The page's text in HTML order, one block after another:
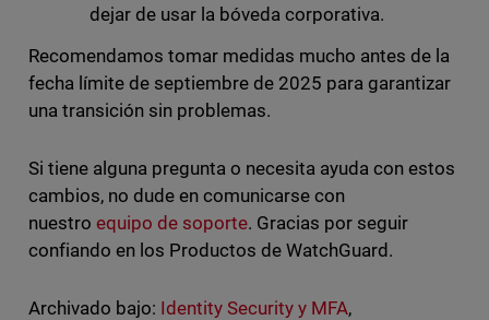
dejar de usar la bóveda corporativa.
Recomendamos tomar medidas mucho antes de la
fecha límite de septiembre de 2025 para garantizar
una transición sin problemas.
Si tiene alguna pregunta o necesita ayuda con estos
cambios, no dude en comunicarse con
nuestro equipo de soporte. Gracias por seguir
confiando en los Productos de WatchGuard.
Archivado bajo: Identity Security y MFA,